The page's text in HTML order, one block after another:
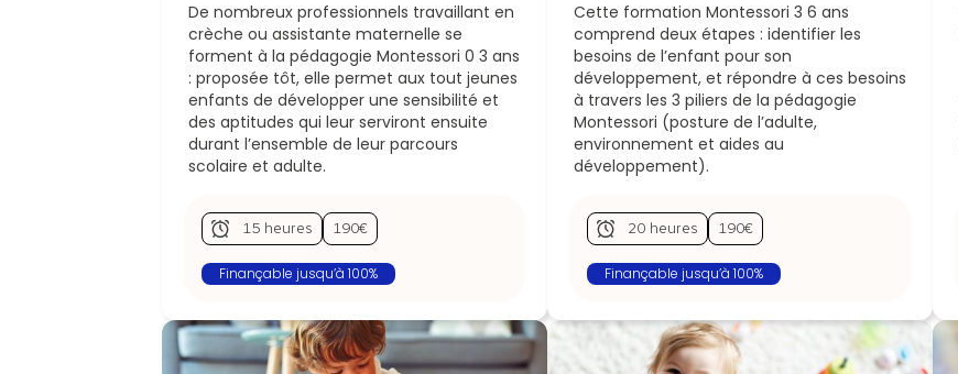
De nombreux professionnels travaillant en
crèche ou assistante maternelle se
forment à la pédagogie Montessori 0 3 ans
: proposée tôt, elle permet aux tout jeunes
enfants de développer une sensibilité et
des aptitudes qui leur serviront ensuite
durant l’ensemble de leur parcours
scolaire et adulte.
15 heures 190€
Finançable jusqu’à 100%
Cette formation Montessori 3 6 ans
comprend deux étapes : identifier les
besoins de l’enfant pour son
développement, et répondre à ces besoins
à travers les 3 piliers de la pédagogie
Montessori (posture de l’adulte,
environnement et aides au
développement).
20 heures 190€
Finançable jusqu’à 100%